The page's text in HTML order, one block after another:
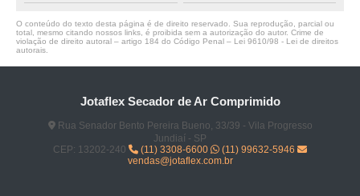
O conteúdo do texto desta página é de direito reservado. Sua reprodução, parcial ou
total, mesmo citando nossos links, é proibida sem a autorização do autor. Crime de
violação de direito autoral – artigo 184 do Código Penal – Lei 9610/98 - Lei de direitos
autorais
Jotaflex Secador de Ar Comprimido
Rua Senador Bento Pereira Bueno, 33/39 - Vila Progresso
Jundiaí - SP
CEP: 13202-240
(11) 3308-6600
(11) 99632-5946
vendas@jotaflex.com.br